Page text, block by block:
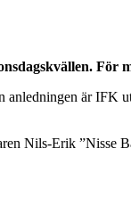
För
är IFK
Nils-Erik ”Nisse